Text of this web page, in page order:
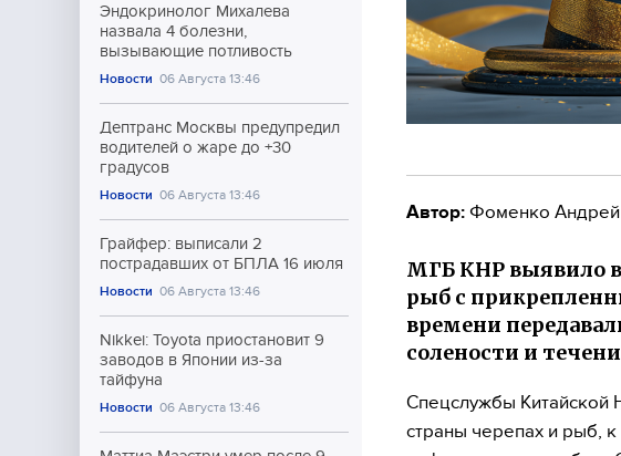
Эндокринолог Михалева
назвала 4 болезни,
вызывающие потливость
Новости 06 Августа 13:46
Дептранс Москвы предупредил
водителей о жаре до +30
градусов
Новости 06 Августа 13:46
Грайфер: выписали 2
пострадавших от БПЛА 16 июля
Новости 06 Августа 13:46
Nikkei: Toyota приостановит 9
заводов в Японии из-за
тайфуна
Новости 06 Августа 13:46
Автор: Фоменко Андрей
МГБ КНР выявило в
рыб с
времени
солености и
Спецслужбы Китайской
страны черепах и рыб,